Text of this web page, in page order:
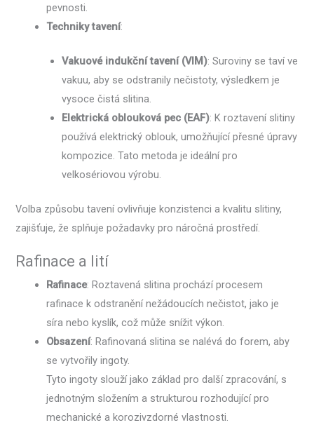
pevnosti.
Techniky tavení:
Vakuové indukční tavení (VIM): Suroviny se taví ve
vakuu, aby se odstranily nečistoty, výsledkem je
vysoce čistá slitina.
Elektrická oblouková pec (EAF): K roztavení slitiny
používá elektrický oblouk, umožňující přesné úpravy
kompozice. Tato metoda je ideální pro
velkosériovou výrobu.
Volba způsobu tavení ovlivňuje konzistenci a kvalitu slitiny,
zajišťuje, že splňuje požadavky pro náročná prostředí.
Rafinace a lití
Rafinace: Roztavená slitina prochází procesem
rafinace k odstranění nežádoucích nečistot, jako je
síra nebo kyslík, což může snížit výkon.
Obsazení: Rafinovaná slitina se nalévá do forem, aby
se vytvořily ingoty.
Tyto ingoty slouží jako základ pro další zpracování, s
jednotným složením a strukturou rozhodující pro
mechanické a korozivzdorné vlastnosti.